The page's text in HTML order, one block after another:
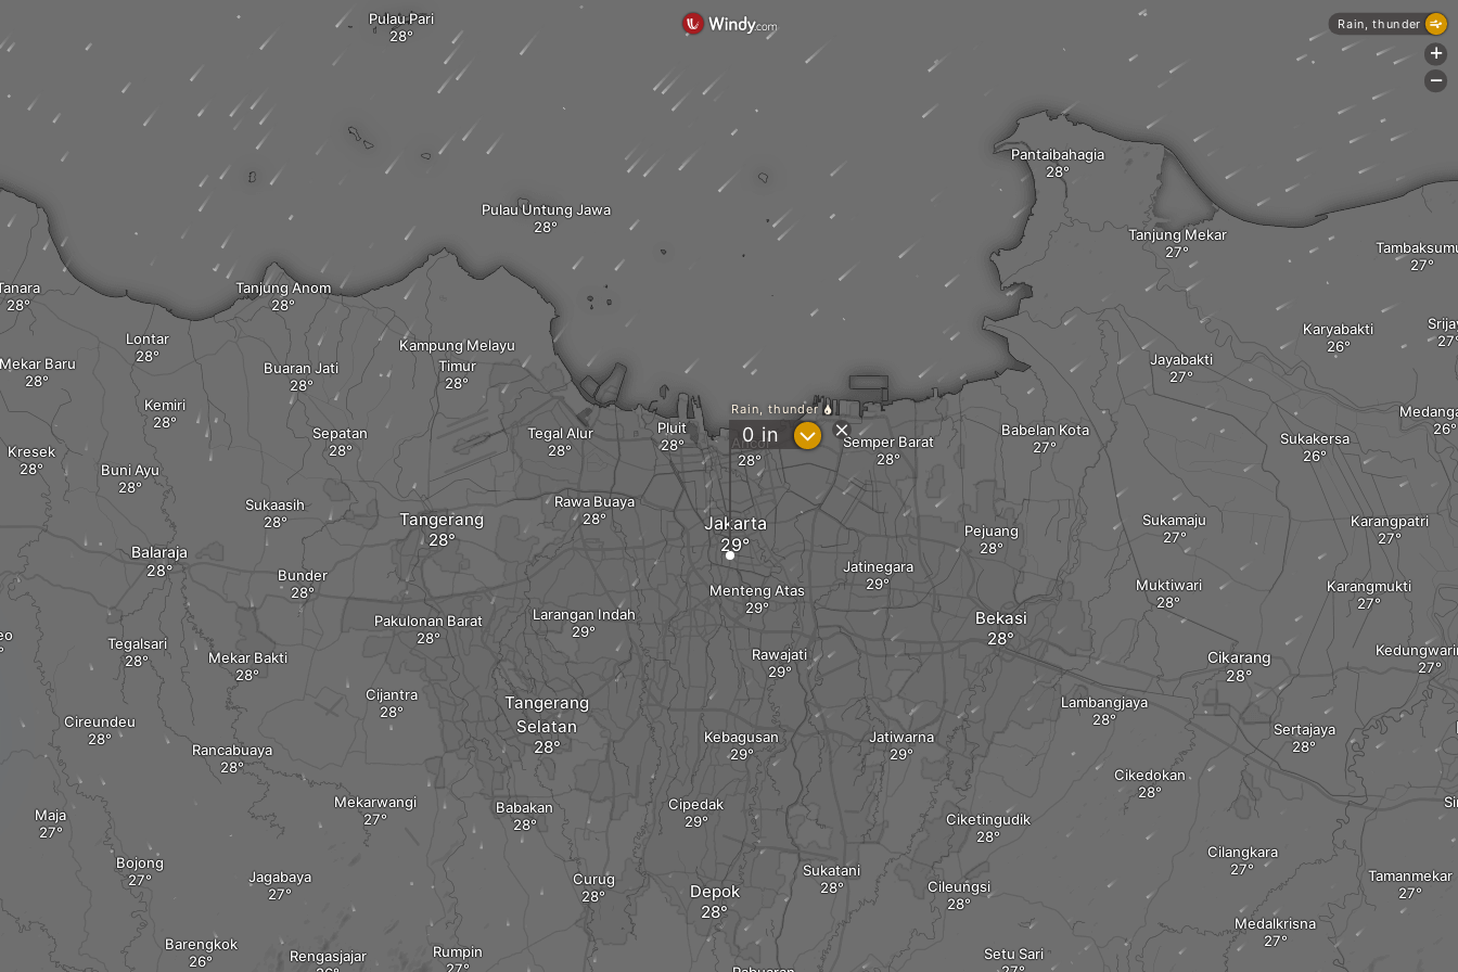
Kebagusan
Jakarta
Rawajati
Menteng Atas
Rawa Buaya
Larangan Indah
Tangerang
Selatan
Bekasi
Jatinegara
Pejuang
Jatiwarna
Tegal Alur
Pulau Untung Jawa
Ancol
Pluit
Semper Barat
Babelan Kota
Cipedak
Depok
Curug
Setu Sari
Sukatani
Cileungsi
Ciketingudik
Tangerang
Sukaasih
Cijantra
Bunder
Pakulonan Barat
Sertajaya
Muktiwari
Sukamaju
Cikarang
Lambangjaya
Kampung Melayu
Timur
Tanjung Anom
Buaran Jati
Sepatan Sukakersa
Tanjung Mekar
Jayabakti
Karyabakti
Babakan
Rumpin
Rengasjajar
Mekarwangi
Jagabaya
Cilangkara
Medalkrisna
Cikedokan
Pantaibahagia
Pulau Pari
Buni Ayu
Cireundeu
Tegalsari
Balaraja
Mekar Bakti
Karangmukti
Karangpatri
Baru
Kresek
Lontar
Kemiri
Maja
Bojong
Rancabuaya
Barengkok
Tamanmekar
Rain, thunder
0 in ?
Rain, thunder
+
-